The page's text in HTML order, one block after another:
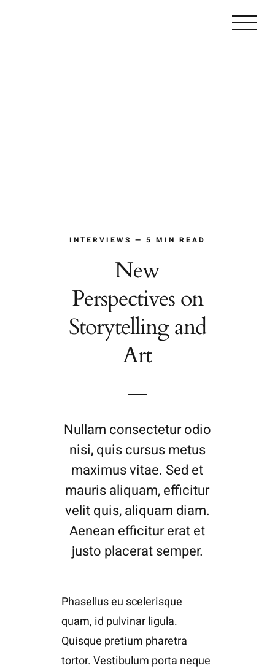
INTERVIEWS — 5 MIN READ
New
Perspectives on
Storytelling and
Art
Nullam consectetur odio
nisi, quis cursus metus
maximus vitae. Sed et
mauris aliquam, efficitur
velit quis, aliquam diam.
Aenean efficitur erat et
justo placerat semper.
Phasellus eu scelerisque
quam, id pulvinar ligula.
Quisque pretium pharetra
tortor. Vestibulum porta neque